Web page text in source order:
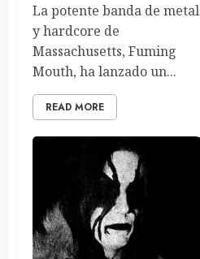
La potente banda de metal
y hardcore de
Massachusetts, Fuming
Mouth, ha lanzado un...
READ MORE